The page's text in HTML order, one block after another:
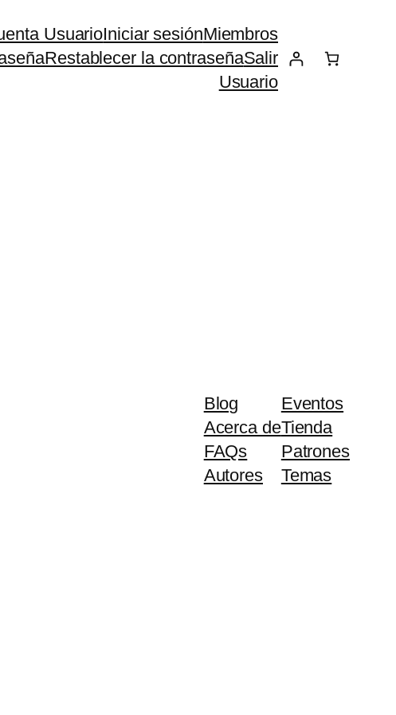
UsuarioIniciar sesiónMiembros
Restablecer la contraseñaSalir
Usuario
Blog
Acerca de
FAQs
Autores
Eventos
Tienda
Patrones
Temas